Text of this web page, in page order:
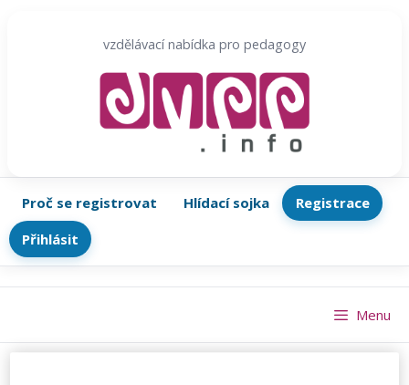
vzdělávací nabídka pro pedagogy
Proč se registrovat Hlídací sojka
Registrace
Přihlásit
Menu